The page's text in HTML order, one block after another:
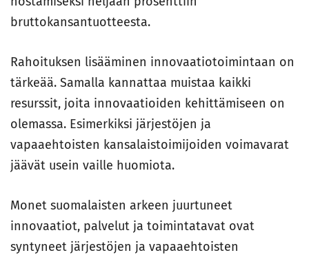
bruttokansantuotteesta.
Rahoituksen lisääminen innovaatiotoimintaan on
tärkeää. Samalla kannattaa muistaa kaikki
resurssit, joita innovaatioiden kehittämiseen on
olemassa. Esimerkiksi järjestöjen ja
vapaaehtoisten kansalais­toimijoiden voimavarat
jäävät usein vaille huomiota.
Monet suomalaisten arkeen juurtuneet
innovaatiot, palvelut ja toimintatavat ovat
syntyneet järjestöjen ja vapaaehtoisten